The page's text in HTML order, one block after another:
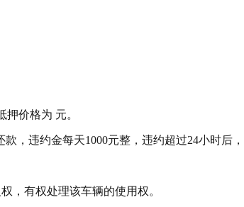
价格为 元。
，违约金每天1000元整，违约超过24小时后
，有权处理该车辆的使用权。